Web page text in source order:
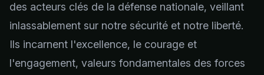
des acteurs clés de la défense nationale, veillant
inlassablement sur notre sécurité et notre liberté.
Ils incarnent l'excellence, le courage et
l'engagement, valeurs fondamentales des forces